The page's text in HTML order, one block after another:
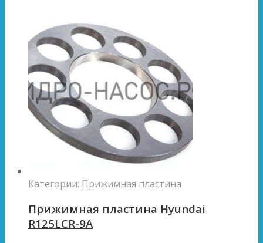
Категории: Прижимная пластина
Прижимная пластина Hyundai
R125LCR-9A